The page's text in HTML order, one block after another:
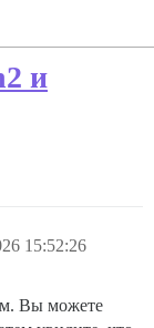
и
15:52:26
Вы можете